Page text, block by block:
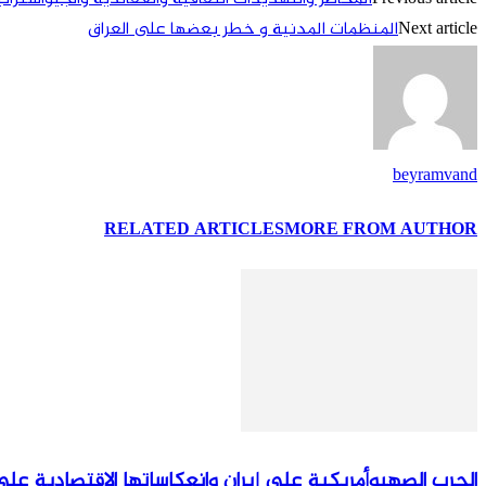
Next articleالمنظمات المدنية و خطر بعضها علی العراق
beyramvand
RELATED ARTICLESMORE FROM AUTHOR